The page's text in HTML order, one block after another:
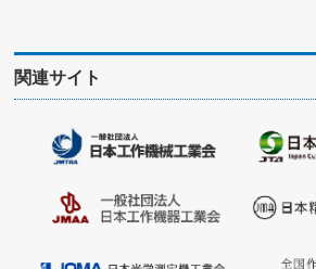
関連サイト